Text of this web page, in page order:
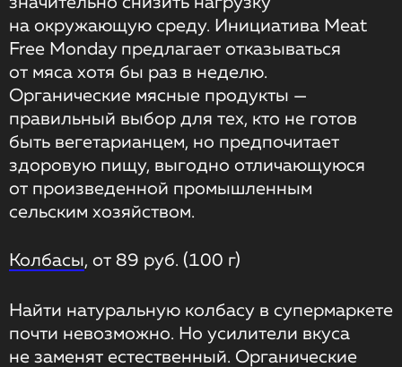
на окружающую среду. Инициатива Meat
Free Monday предлагает отказываться
от мяса хотя бы раз в неделю.
Органические мясные продукты —
правильный выбор для тех, кто не готов
быть вегетарианцем, но предпочитает
здоровую пищу, выгодно отличающуюся
от произведенной промышленным
сельским хозяйством.
Колбасы, от 89 руб. (100 г)
Найти натуральную колбасу в супермаркете
почти невозможно. Но усилители вкуса
не заменят естественный. Органические